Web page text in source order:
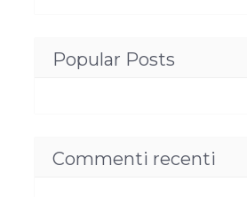
Popular Posts
Commenti recenti